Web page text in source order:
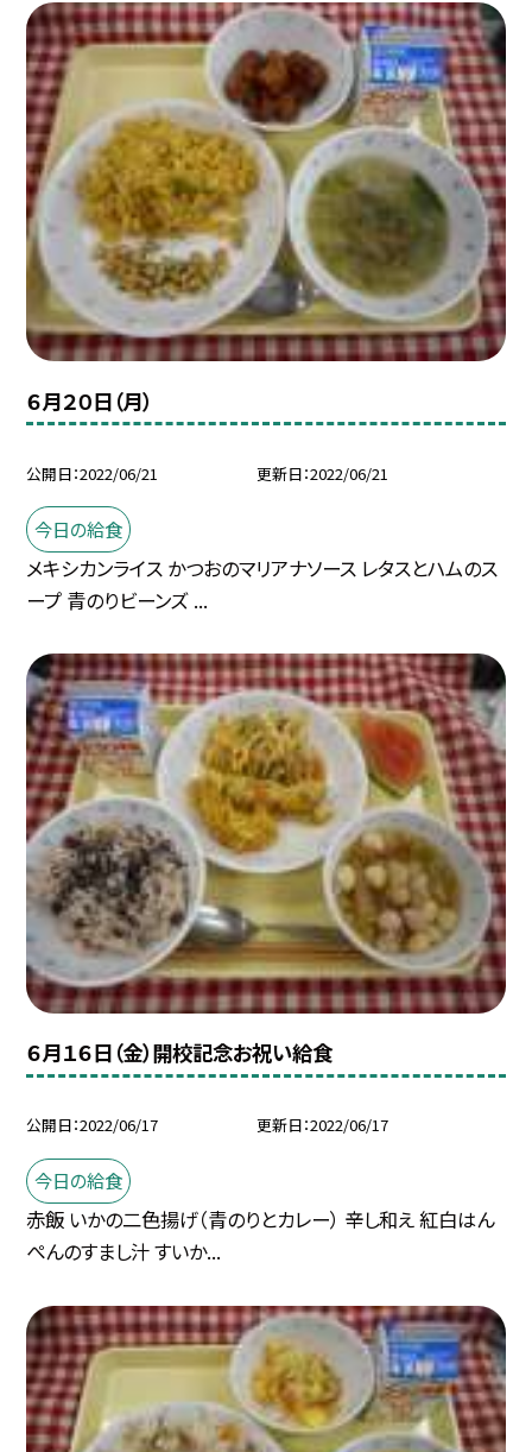
６月２０日（月）
公開日 2022/06/21 更新日 2022/06/21
今日の給食
メキシカンライス かつおのマリアナソース レタスとハムのス
ープ 青のりビーンズ ...
６月１６日（金）開校記念お祝い給食
公開日 2022/06/17 更新日 2022/06/17
今日の給食
赤飯 いかの二色揚げ（青のりとカレー） 辛し和え 紅白はん
ぺんのすまし汁 すいか...